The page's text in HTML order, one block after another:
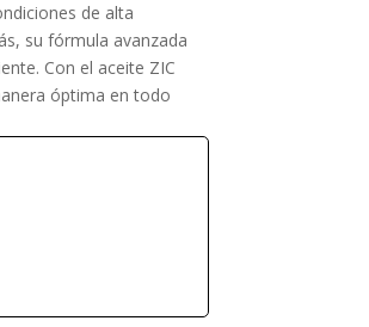
de alta
su fórmula avanzada
Con el aceite ZIC
óptima en todo